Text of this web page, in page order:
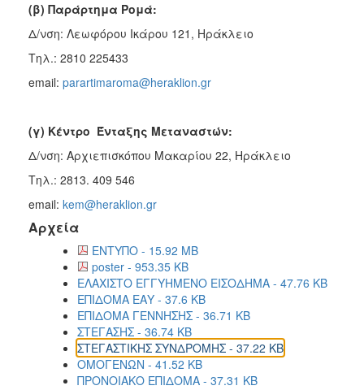
(β) Παράρτημα Ρομά:
Δ/νση: Λεωφόρου Ικάρου 121, Ηράκλειο
Τηλ.: 2810 225433
email: parartimaroma@heraklion.gr
(γ) Κέντρο Ένταξης Μεταναστών:
Δ/νση: Αρχιεπισκόπου Μακαρίου 22, Ηράκλειο
Τηλ.: 2813. 409 546
email: kem@heraklion.gr
Αρχεία
ΕΝΤΥΠΟ - 15.92 MB
poster - 953.35 KB
ΕΛΑΧΙΣΤΟ ΕΓΓΥΗΜΕΝΟ ΕΙΣΟΔΗΜΑ - 47.76 KB
ΕΠΙΔΟΜΑ ΕΑΥ - 37.6 KB
ΕΠΙΔΟΜΑ ΓΕΝΝΗΣΗΣ - 36.71 KB
ΣΤΕΓΑΣΗΣ - 36.74 KB
ΣΤΕΓΑΣΤΙΚΗΣ ΣΥΝΔΡΟΜΗΣ - 37.22 KB
ΟΜΟΓΕΝΩΝ - 41.52 KB
ΠΡΟΝΟΙΑΚΟ ΕΠΙΔΟΜΑ - 37.31 KB